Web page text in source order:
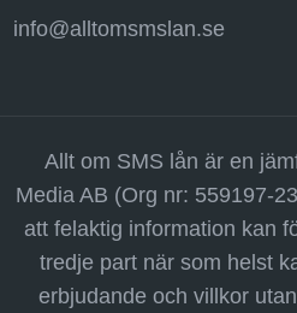
info@alltomsmslan.se
Allt om SMS lån är en
Media AB (Org nr: 559197-
att felaktig information kan
tredje part när som helst
erbjudande och villkor